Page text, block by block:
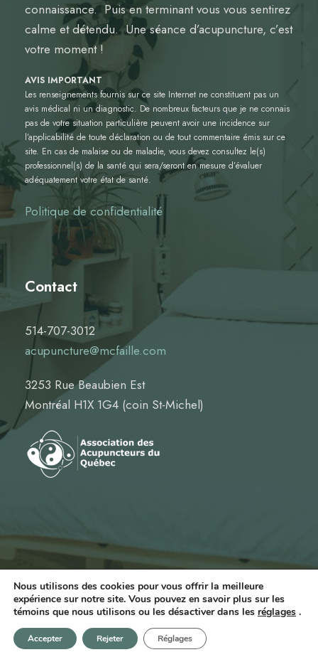
connaissance. Puis en terminant vous vous sentirez
calme et détendu. Une séance d’acupuncture, c’est
votre moment !
AVIS IMPORTANT
Les renseignements fournis sur ce site Internet ne constituent pas un
avis médical ni un diagnostic. De nombreux facteurs que je ne connais
pas de votre situation particulière peuvent avoir une incidence sur
l’applicabilité de toute déclaration ou de tout commentaire émis sur ce
site. En cas de malaise ou de maladie, vous devez consultez le(s)
professionnel(s) de la santé qui sera/seront en mesure d’évaluer
adéquatement votre état de santé.
Politique de confidentialité
Contact
514-707-3012
acupuncture@mcfaille.com
3253 Rue Beaubien Est
Montréal H1X 1G4 (coin St-Michel)
© Marie-Claude Faille, Acupuncteur | Tous droits
réservés
Nous utilisons des cookies pour vous offrir la meilleure
expérience sur notre site. Vous pouvez en savoir plus sur les
témoins que nous utilisons ou les désactiver dans les réglages .
Accepter Rejeter Réglages